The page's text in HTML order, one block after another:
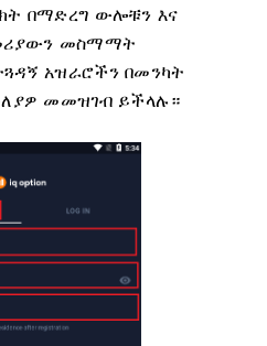
በማድረግ ውሎቹን እና
መስማማት
አዝራሮችን በመንካት
መመዝገብ ይችላሉ።